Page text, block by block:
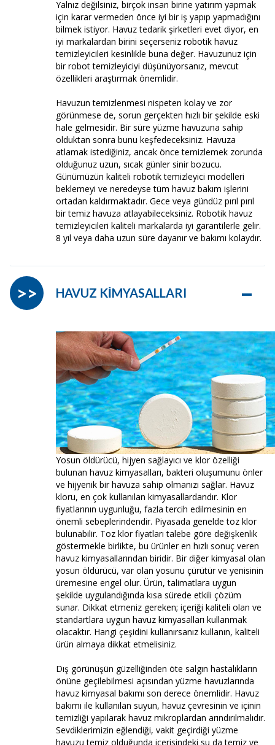
Yalnız değilsiniz, birçok insan birine yatırım yapmak
için karar vermeden önce iyi bir iş yapıp yapmadığını
bilmek istiyor. Havuz tedarik şirketleri evet diyor, en
iyi markalardan birini seçerseniz robotik havuz
temizleyicileri kesinlikle buna değer. Havuzunuz için
bir robot temizleyiciyi düşünüyorsanız, mevcut
özellikleri araştırmak önemlidir.
Havuzun temizlenmesi nispeten kolay ve zor
görünmese de, sorun gerçekten hızlı bir şekilde eski
hale gelmesidir. Bir süre yüzme havuzuna sahip
olduktan sonra bunu keşfedeceksiniz. Havuza
atlamak istediğiniz, ancak önce temizlemek zorunda
olduğunuz uzun, sıcak günler sinir bozucu.
Günümüzün kaliteli robotik temizleyici modelleri
beklemeyi ve neredeyse tüm havuz bakım işlerini
ortadan kaldırmaktadır. Gece veya gündüz pırıl pırıl
bir temiz havuza atlayabileceksiniz. Robotik havuz
temizleyicileri kaliteli markalarda iyi garantilerle gelir.
8 yıl veya daha uzun süre dayanır ve bakımı kolaydır.
HAVUZ KİMYASALLARI –
>>
Yosun öldürücü, hijyen sağlayıcı ve klor özelliği
bulunan havuz kimyasalları, bakteri oluşumunu önler
ve hijyenik bir havuza sahip olmanızı sağlar. Havuz
kloru, en çok kullanılan kimyasallardandır. Klor
fiyatlarının uygunluğu, fazla tercih edilmesinin en
önemli sebeplerindendir. Piyasada genelde toz klor
bulunabilir. Toz klor fiyatları talebe göre değişkenlik
göstermekle birlikte, bu ürünler en hızlı sonuç veren
havuz kimyasallarından biridir. Bir diğer kimyasal olan
yosun öldürücü, var olan yosunu çürütür ve yenisinin
üremesine engel olur. Ürün, talimatlara uygun
şekilde uygulandığında kısa sürede etkili çözüm
sunar. Dikkat etmeniz gereken; içeriği kaliteli olan ve
standartlara uygun havuz kimyasalları kullanmak
olacaktır. Hangi çeşidini kullanırsanız kullanın, kaliteli
ürün almaya dikkat etmelisiniz.
Dış görünüşün güzelliğinden öte salgın hastalıkların
önüne geçilebilmesi açısından yüzme havuzlarında
havuz kimyasal bakımı son derece önemlidir. Havuz
bakımı ile kullanılan suyun, havuz çevresinin ve içinin
temizliği yapılarak havuz mikroplardan arındırılmalıdır.
Sevdiklerimizin eğlendiği, vakit geçirdiği yüzme
havuzu temiz olduğunda içerisindeki su da temiz ve